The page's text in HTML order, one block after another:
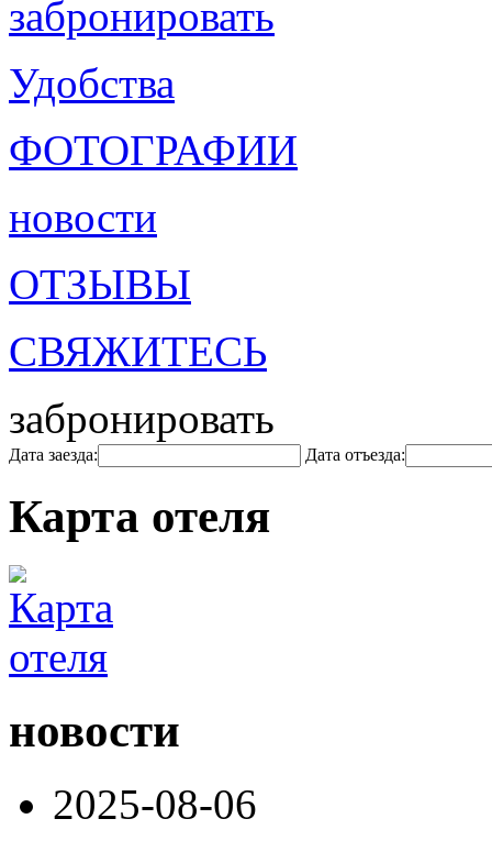
забронировать
Удобства
ФОТОГРАФИИ
новости
ОТЗЫВЫ
СВЯЖИТЕСЬ
забронировать
Дата заезда: Дата отъезда:
Карта отеля
новости
2025-08-06